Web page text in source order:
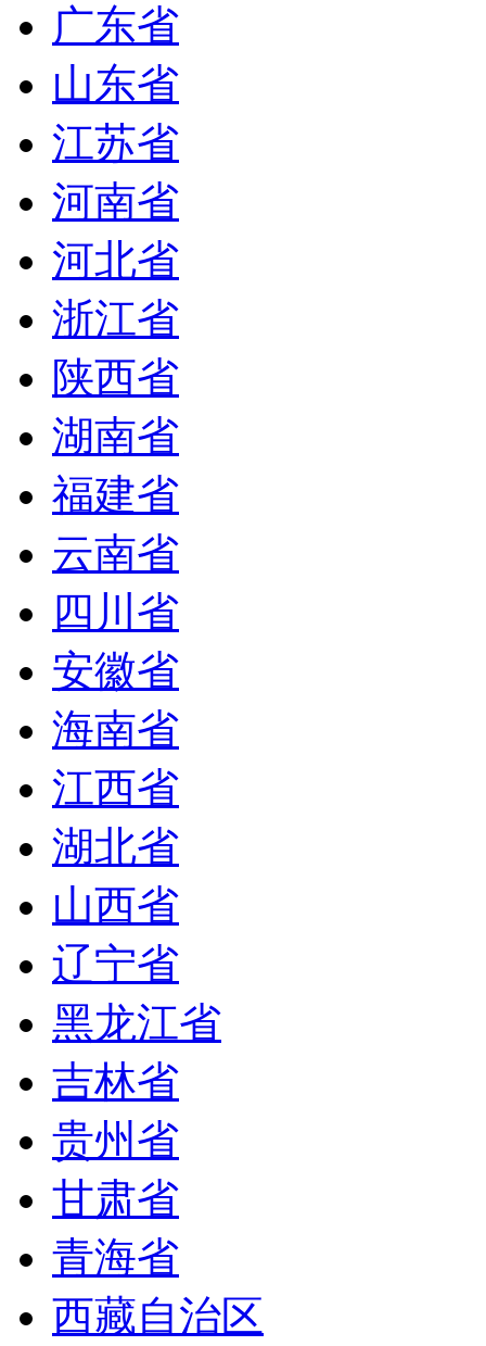
广东省
山东省
江苏省
河南省
河北省
浙江省
陕西省
湖南省
福建省
云南省
四川省
安徽省
海南省
江西省
湖北省
山西省
辽宁省
黑龙江省
吉林省
贵州省
甘肃省
青海省
西藏自治区